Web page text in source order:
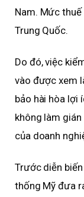
Nam. Mức
Trung Quốc.
Do đó, việc
vào được xem
bảo hài hòa lợi
không làm
của doanh
Trước diễn
thống Mỹ đưa